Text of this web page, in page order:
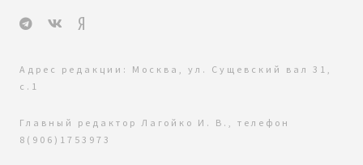
Адрес редакции: Москва, ул. Сущевский вал 31,
с.1
Главный редактор Лагойко И. В., телефон
8(906)1753973